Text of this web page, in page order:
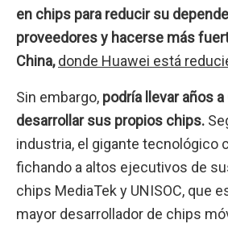
en chips para reducir su
proveedores y hacerse más
China,donde Huawei está
Sin embargo, podría llevar años
desarrollar sus propios chips.
industria, el gigante tecnológico
fichando a altos ejecutivos de
chips MediaTek y UNISOC, que
mayor desarrollador de chips